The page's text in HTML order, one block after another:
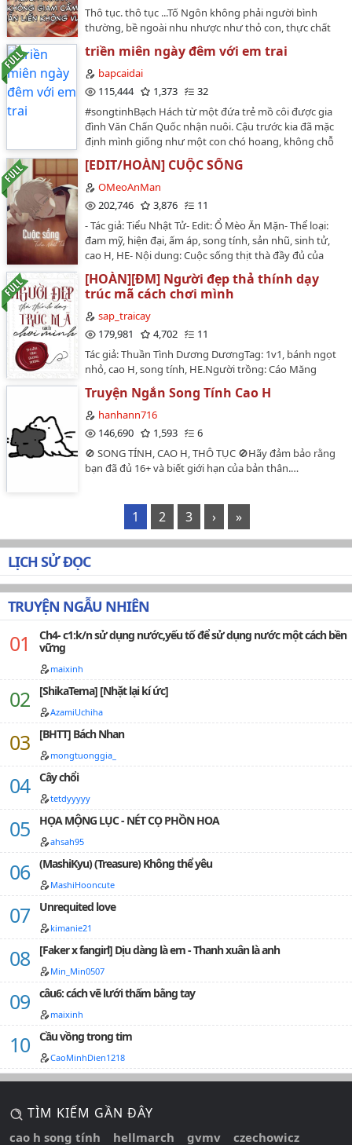
dài khoẻ khoắn và mạnh mẽ dưới thân, mỗi đêm đều
mê hoặc khiến anh rạo rực trong lòng.Suy cho cùng,
tưởng tượng cũng chỉ là tượng tượng. Nhưng anh
không sao ngờ được, sẽ có một ngày, người đàn ông
đó lại trở thành kẻ bề tôi dưới hạ bộ mình.…
Thô tục. thô tục ...Tố Ngôn không phải người bình
thường, bề ngoài nhu nhược như thỏ con, thực chất
chết, càng kích thích liền sẽ càng hưng phấn. Cậu được
nhận vào trong truyện ngược, trở thành pháo hôi. Bên
cạnh toàn là một bầy chó điên, thích chơi giam cầm,
xuyên nhanh có một câu truyền lưu: ngày nào đó thấy
một thiếu niên yếu đuối, chớ coi thường, hắn là chủ
nhân của bầy chó điên.Thế giới 1: thánh tử sa đọa (biến
song tính, mang thai, np, nhiều chủng loài)…
triền miên ngày đêm với em trai
bapcaidai
115,444
1,373
32
#songtinhBạch Hách từ một đứa trẻ mồ côi được gia
đình Văn Chấn Quốc nhận nuôi. Cậu trước kia đã mặc
định mình giống như một con chó hoang, không chỗ
ở, không nơi nương tựa. Cho đến khi được gia đình
nhận nuôi tận tình chăm sóc. Đặc biệt còn được người
anh trai nuôi chiều chuộng từ trái tim đến thể xác.Văn
Tĩnh Tiêu từ khi nhìn thấy Bạch Hách liền thay đổi thái
độ, ngay đêm đầu tiên khi nhìn vào quần của em trai
nuôi đã thấy có nhiều khe hơn đàn ông. Kể từ đó, Bạch
Hách thuộc quyền sở hữu của hắn. Để cho cậu biết
người có thể làm cậu cao trào và sung sướиɠ chỉ có
thể là Văn Tĩnh Tiêu hắnCP : Văn Tĩnh Tiêu x Bạch
Hách…
[EDIT/HOÀN] CUỘC SỐNG
OMeoAnMan
202,746
3,876
11
- Tác giả: Tiểu Nhật Tử- Edit: Ổ Mèo Ăn Mặn- Thể loại:
đam mỹ, hiện đại, ấm áp, song tính, sản nhũ, sinh tử,
cao H, HE- Nội dung: Cuộc sống thịt thà đầy đủ của
một cặp chồng chồng- Số chương: 11 chương- Couple:
Trì Nghị - Hạ Mộc Thần…
[HOÀN][ĐM] Người đẹp thả thính dạy
trúc mã cách chơi mình
sap_traicay
179,981
4,702
11
Tác giả: Thuần Tình Dương DươngTag: 1v1, bánh ngọt
nhỏ, cao H, song tính, HE.Người trồng: Cáo Măng
CụtNgười tỉa cành: Sói MơBản chuyển ngữ không chắc
chắn đúng hết 100%, nếu có gì sai sót mong các bạn
hãy inbox góp ý cho Sạp nha.…
Truyện Ngắn Song Tính Cao H
hanhann716
146,690
1,593
6
🚫 SONG TÍNH, CAO H, THÔ TỤC 🚫Hãy đảm bảo rằng
bạn đã đủ 16+ và biết giới hạn của bản thân.…
1 2 3 › »
LỊCH SỬ ĐỌC
TRUYỆN NGẪU NHIÊN
Ch4- c1:k/n sử dụng nước,yếu tố để sử dụng nước một cách bền
vững
maixinh
[ShikaTema] [Nhặt lại kí ức]
AzamiUchiha
[BHTT] Bách Nhan
mongtuonggia_
Cây chổi
tetdyyyyy
HỌA MỘNG LỤC - NÉT CỌ PHỒN HOA
ahsah95
(MashiKyu) (Treasure) Không thể yêu
MashiHooncute
Unrequited love
kimanie21
[Faker x fangirl] Dịu dàng là em - Thanh xuân là anh
Min_Min0507
câu6: cách vẽ lưới thấm bằng tay
maixinh
Cầu vồng trong tim
CaoMinhDien1218
TÌM KIẾM GẦN ĐÂY
cao h song tính hellmarch gvmv czechowicz